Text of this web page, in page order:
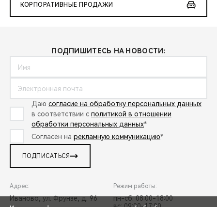
КОРПОРАТИВНЫЕ ПРОДАЖИ
ПОДПИШИТЕСЬ НА НОВОСТИ:
Даю согласие на обработку персональных данных
в соответствии с политикой в отношении
обработки персональных данных*
Согласен на рекламную коммуникацию*
ПОДПИСАТЬСЯ
Адрес:
Иваново, ул. Фрунзе, д. 96
Режим работы:
пн-сб: 08:00-18:00